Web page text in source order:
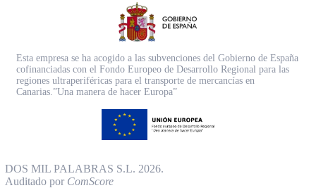
Esta empresa se ha acogido a las subvenciones del Gobierno de España
cofinanciadas con el Fondo Europeo de Desarrollo Regional para las
regiones ultraperiféricas para el transporte de mercancías en
Canarias.”Una manera de hacer Europa”
DOS MIL PALABRAS S.L. 2026.
Auditado por ComScore